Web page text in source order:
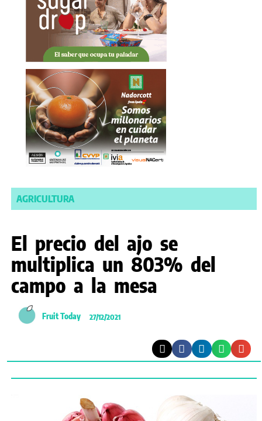
AGRICULTURA
El precio del ajo se
multiplica un 803% del
campo a la mesa
Fruit Today 27/12/2021